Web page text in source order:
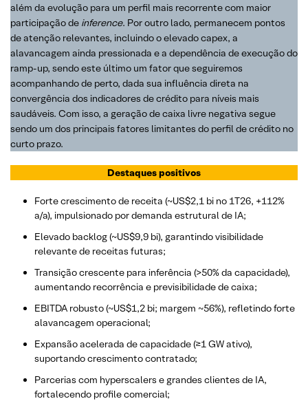
além da evolução para um perfil mais recorrente com maior
participação de inference. Por outro lado, permanecem pontos
de atenção relevantes, incluindo o elevado capex, a
alavancagem ainda pressionada e a dependência de execução do
ramp-up, sendo este último um fator que seguiremos
acompanhando de perto, dada sua influência direta na
convergência dos indicadores de crédito para níveis mais
saudáveis. Com isso, a geração de caixa livre negativa segue
sendo um dos principais fatores limitantes do perfil de crédito no
curto prazo.
Destaques positivos
Forte crescimento de receita (~US$2,1 bi no 1T26, +112%
a/a), impulsionado por demanda estrutural de IA;
Elevado backlog (~US$9,9 bi), garantindo visibilidade
relevante de receitas futuras;
Transição crescente para inferência (>50% da capacidade),
aumentando recorrência e previsibilidade de caixa;
EBITDA robusto (~US$1,2 bi; margem ~56%), refletindo forte
alavancagem operacional;
Expansão acelerada de capacidade (≥1 GW ativo),
suportando crescimento contratado;
Parcerias com hyperscalers e grandes clientes de IA,
fortalecendo profile comercial;